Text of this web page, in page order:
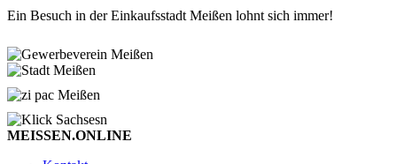
Ein Besuch in der Einkaufsstadt Meißen lohnt sich immer!
MEISSEN.ONLINE